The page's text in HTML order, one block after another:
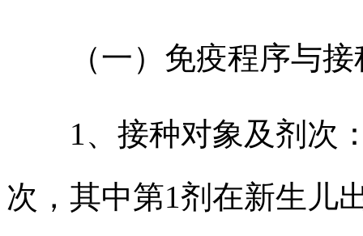
（一）免疫程序与接
1、接种对象及剂次：
次，其中第1剂在新生儿